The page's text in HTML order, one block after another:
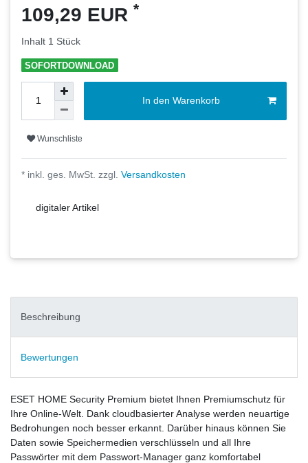
109,29 EUR *
Inhalt 1 Stück
SOFORTDOWNLOAD
In den Warenkorb
Wunschliste
* inkl. ges. MwSt. zzgl. Versandkosten
digitaler Artikel
Beschreibung
Bewertungen
ESET HOME Security Premium bietet Ihnen Premiumschutz für
Ihre Online-Welt. Dank cloudbasierter Analyse werden neuartige
Bedrohungen noch besser erkannt. Darüber hinaus können Sie
Daten sowie Speichermedien verschlüsseln und all Ihre
Passwörter mit dem Passwort-Manager ganz komfortabel